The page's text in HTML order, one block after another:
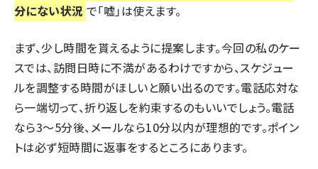
分にない状況 で「嘘」は使えます。
まず、少し時間を貰えるように提案します。今回の私のケー
スでは、訪問日時に不満があるわけですから、スケジュー
ルを調整する時間がほしいと願い出るのです。電話応対な
ら一端切って、折り返しを約束するのもいいでしょう。電話
なら3～5分後、メールなら10分以内が理想的です。ポイン
トは必ず短時間に返事をするところにあります。